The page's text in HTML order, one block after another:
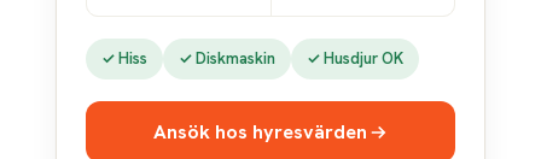
✓ Hiss ✓ Diskmaskin ✓ Husdjur OK
Ansök hos hyresvärden